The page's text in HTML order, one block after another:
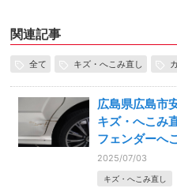
関連記事
全て キズ・へこみ直し
広島県広島市
キズ・へこみ
フェンダーへ
2025/07/03
キズ・へこみ直し